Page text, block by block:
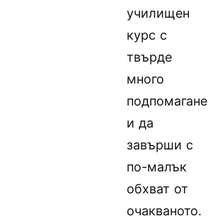
училищен
курс с
твърде
много
подпомагане
и да
завърши с
по-малък
обхват от
очакваното.